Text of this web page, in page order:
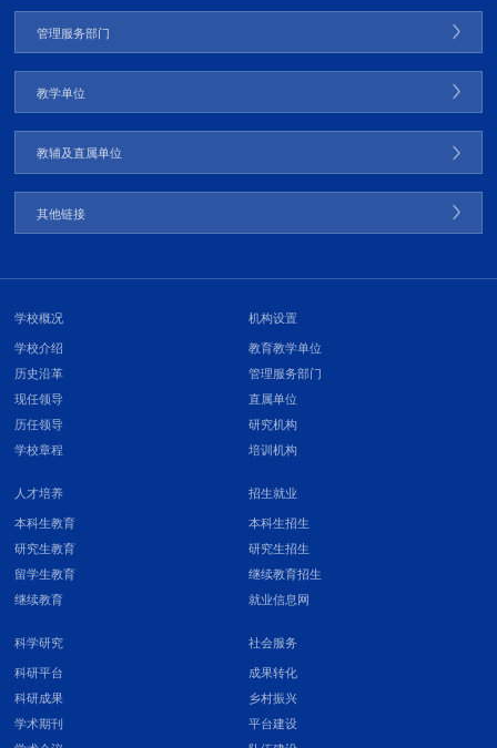
管理服务部门
教学单位
教辅及直属单位
其他链接
学校概况
学校介绍
历史沿革
现任领导
历任领导
学校章程
机构设置
教育教学单位
管理服务部门
直属单位
研究机构
培训机构
人才培养
本科生教育
研究生教育
留学生教育
继续教育
招生就业
本科生招生
研究生招生
继续教育招生
就业信息网
科学研究
科研平台
科研成果
学术期刊
社会服务
成果转化
乡村振兴
平台建设